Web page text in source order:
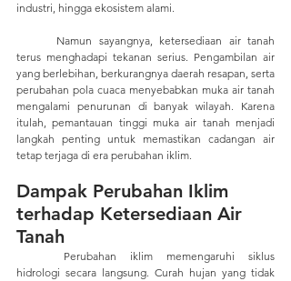
industri, hingga ekosistem alami.
terus menghadapi tekanan serius. Pengambilan air
yang berlebihan, berkurangnya daerah resapan, serta
perubahan pola cuaca menyebabkan muka air tanah
mengalami penurunan di banyak wilayah. Karena
itulah, pemantauan tinggi muka air tanah menjadi
langkah penting untuk memastikan cadangan air
tetap terjaga di era perubahan iklim.
Dampak Perubahan Iklim
terhadap Ketersediaan Air
Tanah
hidrologi secara langsung. Curah hujan yang tidak